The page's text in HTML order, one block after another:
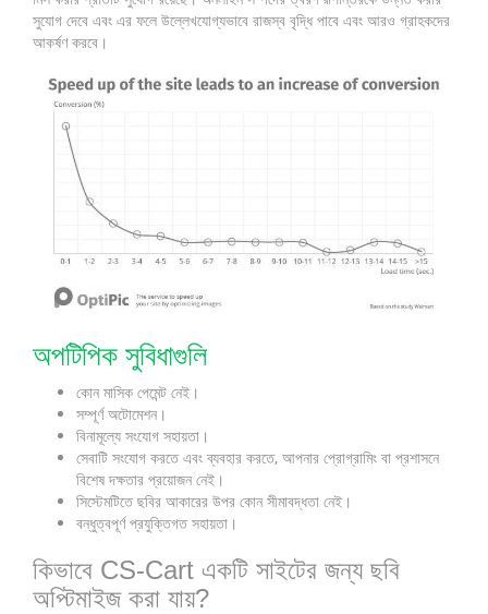
সুযোগ দেবে এবং এর ফলে উল্লেখযোগ্যভাবে রাজস্ব বৃদ্ধি পাবে এবং আরও গ্রাহকদের
আকর্ষণ করবে।
অপটিপিক সুবিধাগুলি
কোন মাসিক পেমেন্ট নেই।
সম্পূর্ণ অটোমেশন।
বিনামূল্যে সংযোগ সহায়তা।
সেবাটি সংযোগ করতে এবং ব্যবহার করতে, আপনার প্রোগ্রামিং বা প্রশাসনে
বিশেষ দক্ষতার প্রয়োজন নেই।
সিস্টেমটিতে ছবির আকারের উপর কোন সীমাবদ্ধতা নেই।
বন্ধুত্বপূর্ণ প্রযুক্তিগত সহায়তা।
কিভাবে CS-Cart একটি সাইটের জন্য ছবি
অপ্টিমাইজ করা যায়?